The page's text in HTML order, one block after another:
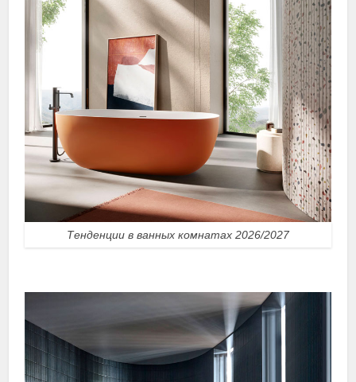
Тенденции в ванных комнатах 2026/2027